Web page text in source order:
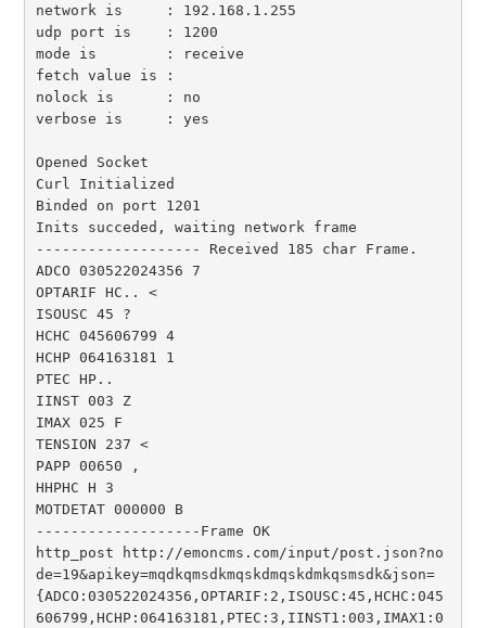
network is     : 192.168.1.255
udp port is    : 1200
mode is        : receive
fetch value is :
nolock is      : no
verbose is     : yes
Opened Socket
Curl Initialized
Binded on port 1201
Inits succeded, waiting network frame
------------------- Received 185 char Frame.
ADCO 030522024356 7
OPTARIF HC.. <
ISOUSC 45 ?
HCHC 045606799 4
HCHP 064163181 1
PTEC HP..
IINST 003 Z
IMAX 025 F
TENSION 237 <
PAPP 00650 ,
HHPHC H 3
MOTDETAT 000000 B
-------------------Frame OK
http_post http://emoncms.com/input/post.json?no
de=19&apikey=mqdkqmsdkmqskdmqskdmkqsmsdk&json=
{ADCO:030522024356,OPTARIF:2,ISOUSC:45,HCHC:045
606799,HCHP:064163181,PTEC:3,IINST1:003,IMAX1:0